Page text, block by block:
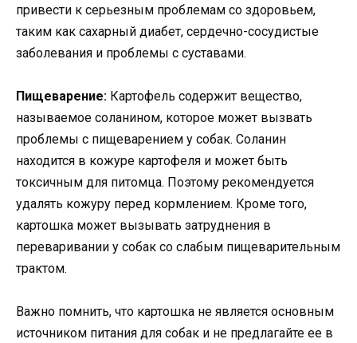
привести к серьезным проблемам со здоровьем,
таким как сахарный диабет, сердечно-сосудистые
заболевания и проблемы с суставами.
Пищеварение: Картофель содержит вещество,
называемое соланином, которое может вызвать
проблемы с пищеварением у собак. Соланин
находится в кожуре картофеля и может быть
токсичным для питомца. Поэтому рекомендуется
удалять кожуру перед кормлением. Кроме того,
картошка может вызывать затруднения в
переваривании у собак со слабым пищеварительным
трактом.
Важно помнить, что картошка не является основным
источником питания для собак и не предлагайте ее в